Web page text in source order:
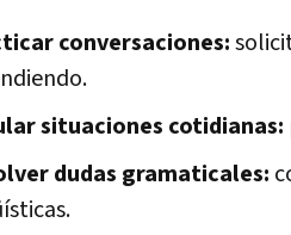
conversaciones:
situaciones cotidianas:
dudas gramaticales: